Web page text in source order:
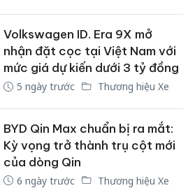
Volkswagen ID. Era 9X mở
nhận đặt cọc tại Việt Nam với
mức giá dự kiến dưới 3 tỷ đồng
5 ngày trước Thương hiệu Xe
BYD Qin Max chuẩn bị ra mắt:
Kỳ vọng trở thành trụ cột mới
của dòng Qin
6 ngày trước Thương hiệu Xe